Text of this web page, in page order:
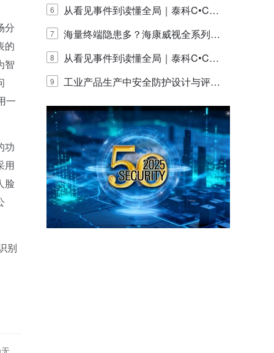
分
的
智
一
功
用
脸
别
宁解码安防出海新范式
6
从看见事件到读懂全局｜泰科C•CUR
E IQ 3.20开启安防运营智能新时代
7
海量终端隐患多？海康威视全系列物
联安全产品，四层守护更放心！
8
从看见事件到读懂全局｜泰科C•CUR
E IQ 3.20开启安防运营智能新时代
9
工业产品生产中安全防护设计与评估
的实践与探讨